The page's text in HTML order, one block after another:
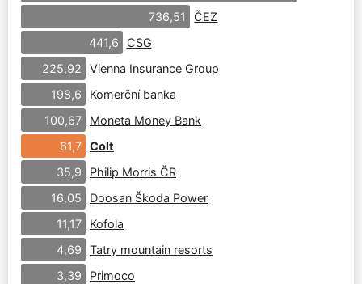
736,51
ČEZ
441,6
CSG
225,92
Vienna Insurance Group
198,6
Komerční banka
100,67
Moneta Money Bank
61,7 Colt
35,9
Philip Morris ČR
16,05
Doosan Škoda Power
11,17
Kofola
4,69
Tatry mountain resorts
3,39
Primoco